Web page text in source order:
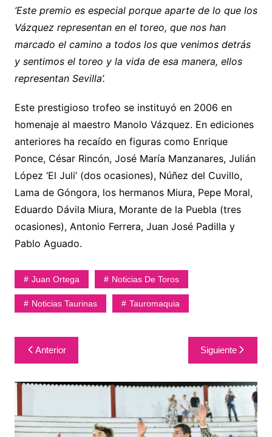
‘Este premio es especial porque aparte de lo que los
Vázquez representan en el toreo, que nos han
marcado el camino a todos los que venimos detrás
y sentimos el toreo y la vida de esa manera, ellos
representan Sevilla’.
Este prestigioso trofeo se instituyó en 2006 en
homenaje al maestro Manolo Vázquez. En ediciones
anteriores ha recaído en figuras como Enrique
Ponce, César Rincón, José María Manzanares, Julián
López ‘El Juli’ (dos ocasiones), Núñez del Cuvillo,
Lama de Góngora, los hermanos Miura, Pepe Moral,
Eduardo Dávila Miura, Morante de la Puebla (tres
ocasiones), Antonio Ferrera, Juan José Padilla y
Pablo Aguado.
Juan Ortega Noticias De Toros
Noticias Taurinas Tauromaquia
Navegación
de
entradas
Anterior Siguiente